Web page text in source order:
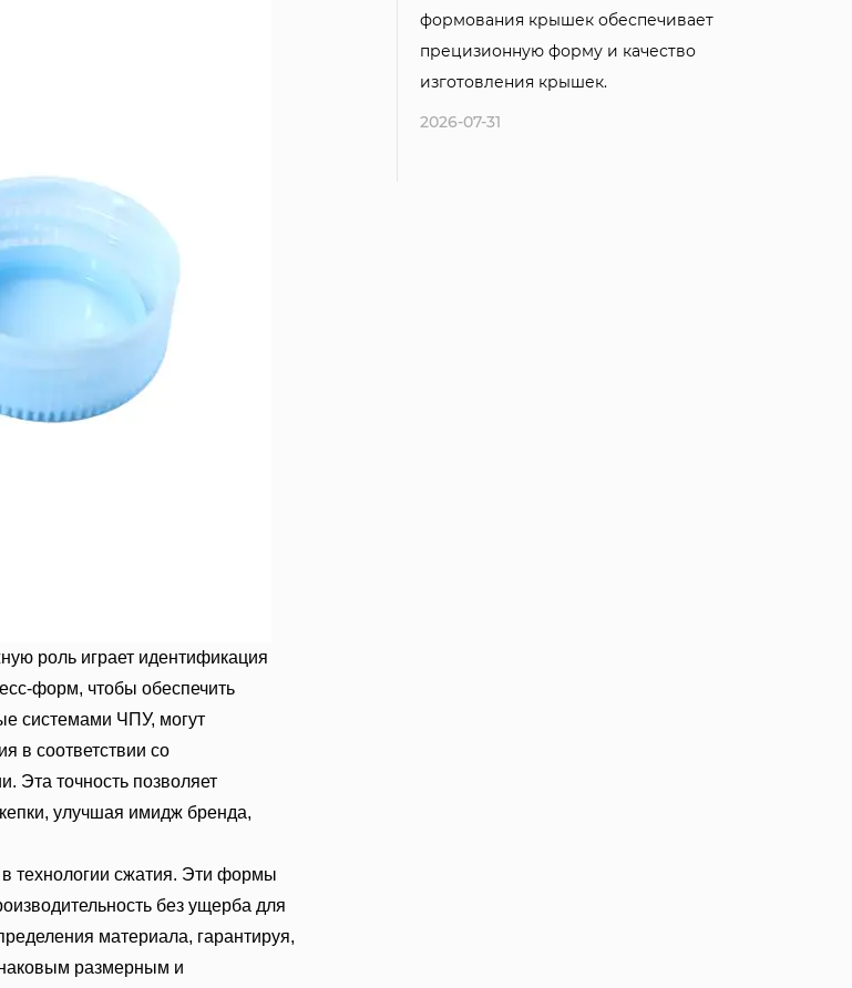
формования крышек обеспечивает
прецизионную форму и качество
изготовления крышек.
2026-07-31
роль играет идентификация
форм, чтобы обеспечить
системами ЧПУ, могут
в соответствии со
Эта точность позволяет
улучшая имидж бренда,
технологии сжатия. Эти формы
без ущерба для
материала, гарантируя,
размерным и